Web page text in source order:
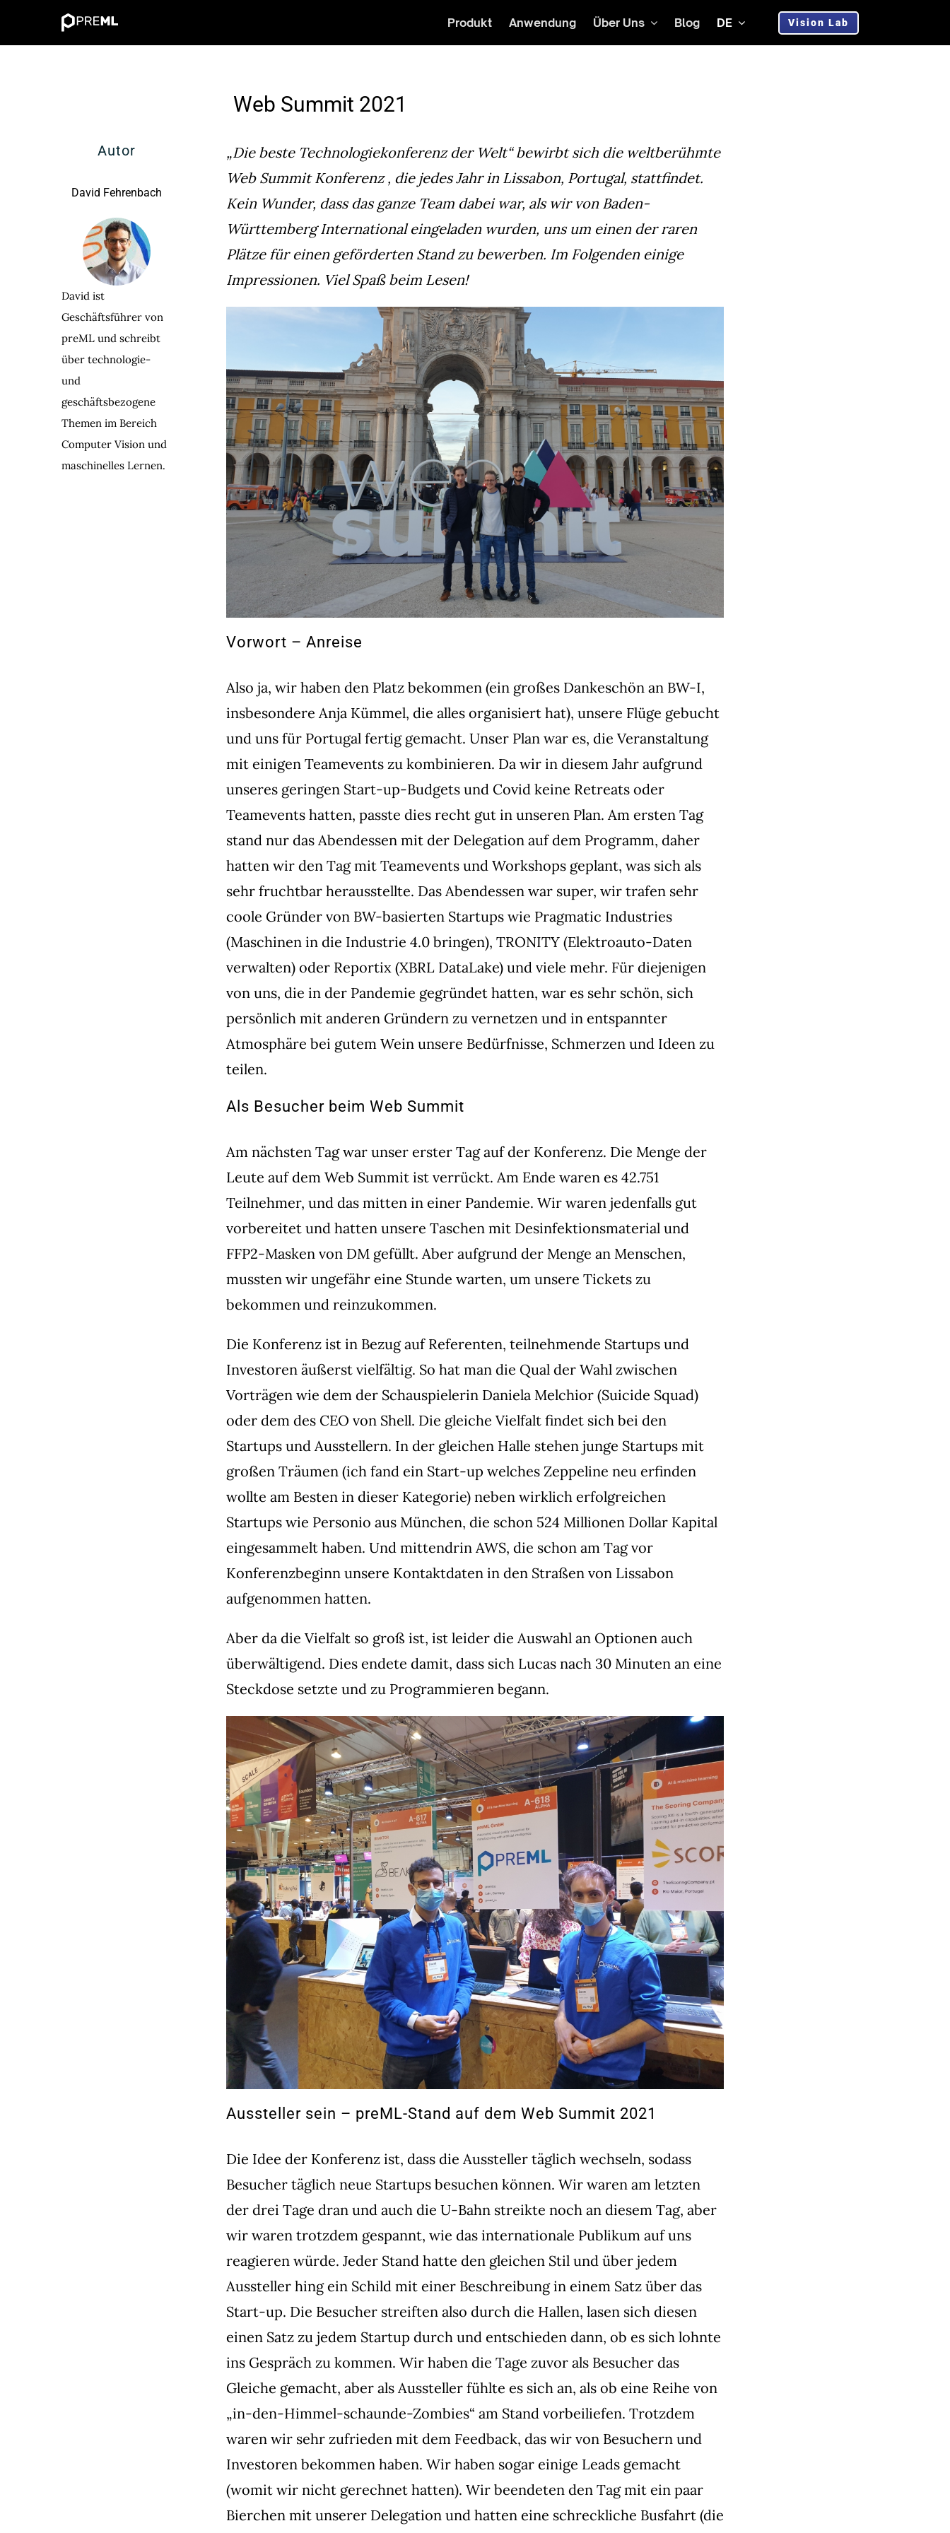
Produkt Anwendung Über Uns Blog DE Vision Lab
Web Summit 2021
Autor
David Fehrenbach
David ist
Geschäftsführer von
preML und schreibt
über technologie-
und
geschäftsbezogene
Themen im Bereich
Computer Vision und
maschinelles Lernen.
„Die beste Technologiekonferenz der Welt“ bewirbt sich die weltberühmte
Web Summit Konferenz, die jedes Jahr in Lissabon, Portugal, stattfindet.
Kein Wunder, dass das ganze Team dabei war, als wir von Baden-
Württemberg Internationaleingeladen wurden, uns um einen der raren
Plätze für einen geförderten Stand zu bewerben. Im Folgenden einige
Impressionen. Viel Spaß beim Lesen!
Vorwort – Anreise
Also ja, wir haben den Platz bekommen (ein großes Dankeschön an BW-I,
insbesondere Anja Kümmel, die alles organisiert hat), unsere Flüge gebucht
und uns für Portugal fertig gemacht. Unser Plan war es, die Veranstaltung
mit einigen Teamevents zu kombinieren. Da wir in diesem Jahr aufgrund
unseres geringen Start-up-Budgets und Covid keine Retreats oder
Teamevents hatten, passte dies recht gut in unseren Plan. Am ersten Tag
stand nur das Abendessen mit der Delegation auf dem Programm, daher
hatten wir den Tag mit Teamevents und Workshops geplant, was sich als
sehr fruchtbar herausstellte. Das Abendessen war super, wir trafen sehr
coole Gründer von BW-basierten Startups wie Pragmatic Industries
(Maschinen in die Industrie 4.0 bringen), TRONITY(Elektroauto-Daten
verwalten) oder Reportix(XBRL DataLake) und viele mehr. Für diejenigen
von uns, die in der Pandemie gegründet hatten, war es sehr schön, sich
persönlich mit anderen Gründern zu vernetzen und in entspannter
Atmosphäre bei gutem Wein unsere Bedürfnisse, Schmerzen und Ideen zu
teilen.
Als Besucher beim Web Summit
Am nächsten Tag war unser erster Tag auf der Konferenz. Die Menge der
Leute auf dem Web Summit ist verrückt. Am Ende waren es 42.751
Teilnehmer, und das mitten in einer Pandemie. Wir waren jedenfalls gut
vorbereitet und hatten unsere Taschen mit Desinfektionsmaterial und
FFP2-Masken von DM gefüllt. Aber aufgrund der Menge an Menschen,
mussten wir ungefähr eine Stunde warten, um unsere Tickets zu
bekommen und reinzukommen.
Die Konferenz ist in Bezug auf Referenten, teilnehmende Startups und
Investoren äußerst vielfältig. So hat man die Qual der Wahl zwischen
Vorträgen wie dem der Schauspielerin Daniela Melchior (Suicide Squad)
oder dem des CEO von Shell. Die gleiche Vielfalt findet sich bei den
Startups und Ausstellern. In der gleichen Halle stehen junge Startups mit
großen Träumen (ich fand ein Start-up welches Zeppeline neu erfinden
wollte am Besten in dieser Kategorie) neben wirklich erfolgreichen
Startups wie Personio aus München, die schon 524 Millionen Dollar Kapital
eingesammelt haben. Und mittendrin AWS, die schon am Tag vor
Konferenzbeginn unsere Kontaktdaten in den Straßen von Lissabon
aufgenommen hatten.
Aber da die Vielfalt so groß ist, ist leider die Auswahl an Optionen auch
überwältigend. Dies endete damit, dass sich Lucas nach 30 Minuten an eine
Steckdose setzte und zu Programmieren begann.
Aussteller sein – preML-Stand auf dem Web Summit 2021
Die Idee der Konferenz ist, dass die Aussteller täglich wechseln, sodass
Besucher täglich neue Startups besuchen können. Wir waren am letzten
der drei Tage dran und auch die U-Bahn streikte noch an diesem Tag, aber
wir waren trotzdem gespannt, wie das internationale Publikum auf uns
reagieren würde. Jeder Stand hatte den gleichen Stil und über jedem
Aussteller hing ein Schild mit einer Beschreibung in einem Satz über das
Start-up. Die Besucher streiften also durch die Hallen, lasen sich diesen
einen Satz zu jedem Startup durch und entschieden dann, ob es sich lohnte
ins Gespräch zu kommen. Wir haben die Tage zuvor als Besucher das
Gleiche gemacht, aber als Aussteller fühlte es sich an, als ob eine Reihe von
„in-den-Himmel-schaunde-Zombies“ am Stand vorbeiliefen. Trotzdem
waren wir sehr zufrieden mit dem Feedback, das wir von Besuchern und
Investoren bekommen haben. Wir haben sogar einige Leads gemacht
(womit wir nicht gerechnet hatten). Wir beendeten den Tag mit ein paar
Bierchen mit unserer Delegation und hatten eine schreckliche Busfahrt (die